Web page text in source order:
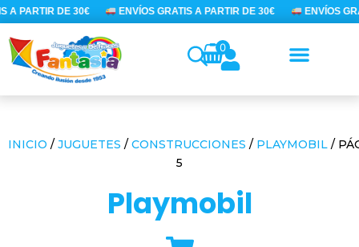
Ir
al
contenido
PARTIR DE 30€ ENVÍOS GRATIS A PARTIR DE 30€ ENVÍOS
0
INICIO / JUGUETES / CONSTRUCCIONES / PLAYMOBIL /
5
playmobil